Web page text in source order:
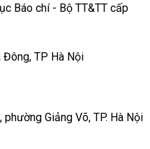
Báo chí - Bộ TT&TT cấp
Đông, TP Hà Nội
Giảng Võ, TP. Hà Nội